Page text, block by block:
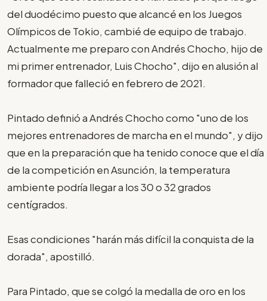
del duodécimo puesto que alcancé en los Juegos
Olímpicos de Tokio, cambié de equipo de trabajo.
Actualmente me preparo con Andrés Chocho, hijo de
mi primer entrenador, Luis Chocho", dijo en alusión al
formador que falleció en febrero de 2021.
Pintado definió a Andrés Chocho como "uno de los
mejores entrenadores de marcha en el mundo", y dijo
que en la preparación que ha tenido conoce que el día
de la competición en Asunción, la temperatura
ambiente podría llegar a los 30 o 32 grados
centígrados.
Esas condiciones "harán más difícil la conquista de la
dorada", apostilló.
Para Pintado, que se colgó la medalla de oro en los